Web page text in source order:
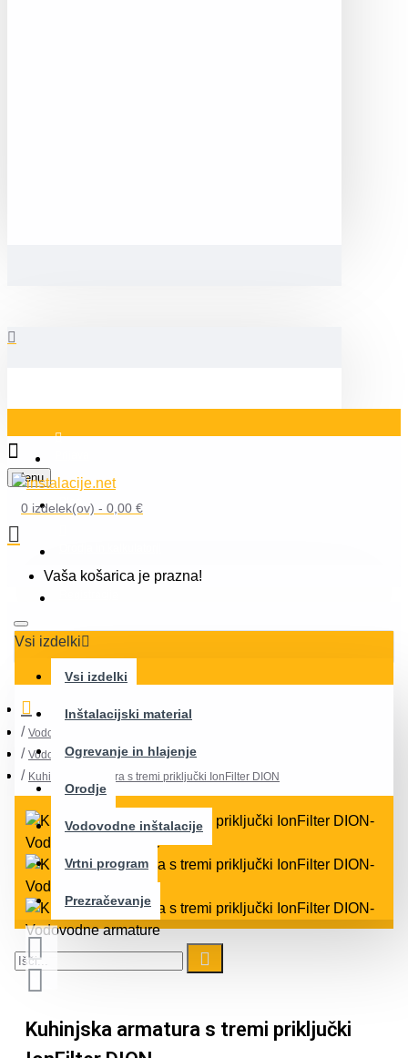
Blog
Menu
0 izdelek(ov) - 0,00 €
Vaša košarica je prazna!
Vsi izdelki
Vsi izdelki
Inštalacijski material
Ogrevanje in hlajenje
Orodje
Vodovodne inštalacije
Vrtni program
Prezračevanje
Vodovodne inštalacije
Vodovodne armature
Kuhinjska armatura s tremi priključki IonFilter DION
Kuhinjska armatura s tremi priključki